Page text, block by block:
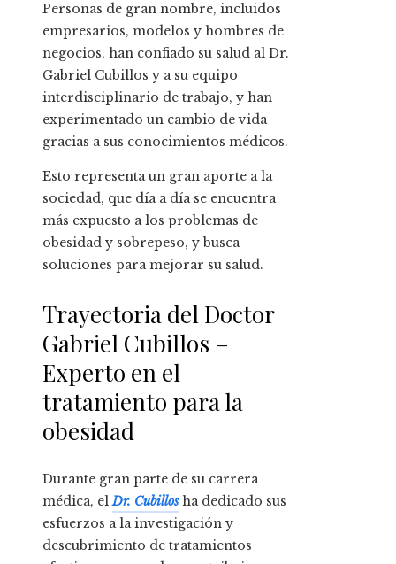
Personas de gran nombre, incluidos
empresarios, modelos y hombres de
negocios, han confiado su salud al Dr.
Gabriel Cubillos y a su equipo
interdisciplinario de trabajo, y han
experimentado un cambio de vida
gracias a sus conocimientos médicos.
Esto representa un gran aporte a la
sociedad, que día a día se encuentra
más expuesto a los problemas de
obesidad y sobrepeso, y busca
soluciones para mejorar su salud.
Trayectoria del Doctor
Gabriel Cubillos –
Experto en el
tratamiento para la
obesidad
Durante gran parte de su carrera
médica, elDr. Cubillosha dedicado sus
esfuerzos a la investigación y
descubrimiento de tratamientos